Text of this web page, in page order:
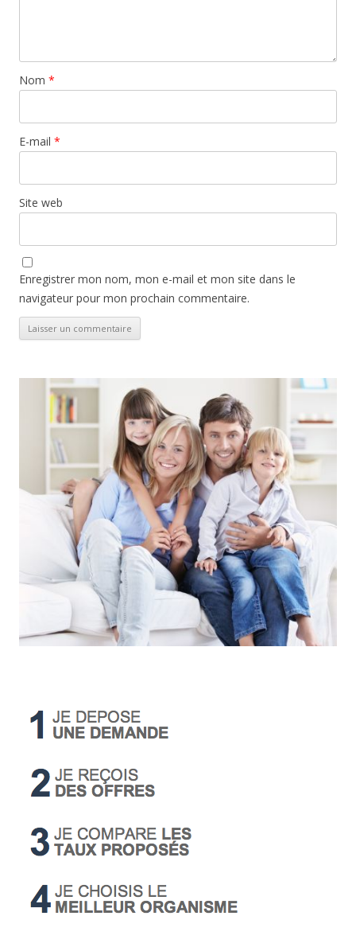
Nom *
E-mail *
Site web
Enregistrer mon nom, mon e-mail et mon site dans le
navigateur pour mon prochain commentaire.